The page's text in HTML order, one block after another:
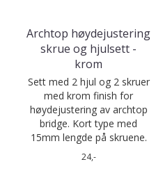
Archtop høydejustering
skrue og hjulsett -
krom
Sett med 2 hjul og 2 skruer
med krom finish for
høydejustering av archtop
bridge. Kort type med
15mm lengde på skruene.
24,-